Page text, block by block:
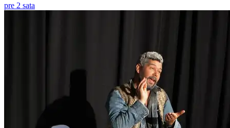
pre 2 sata